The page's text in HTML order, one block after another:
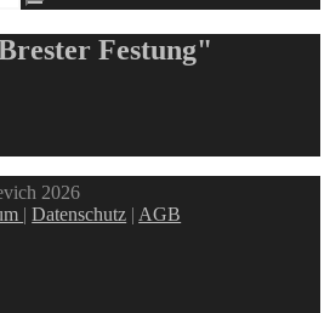
Festung"
2026
|Datenschutz | AGB